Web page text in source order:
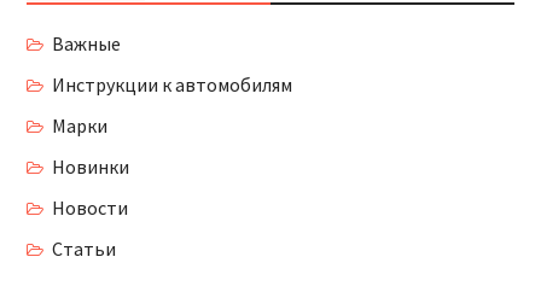
Важные
Инструкции к автомобилям
Марки
Новинки
Новости
Статьи